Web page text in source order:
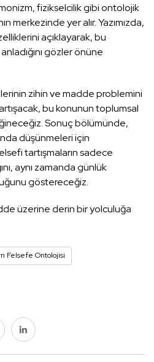
fizikselcilik gibi ontolojik
merkezinde yer alır. Yazımızda,
açıklayarak, bu
gözler önüne
zihin ve madde problemini
bu konunun toplumsal
Sonuç bölümünde,
düşünmeleri için
tartışmaların sadece
aynı zamanda günlük
göstereceğiz.
üzerine derin bir yolculuğa
Felsefe Ontolojisi